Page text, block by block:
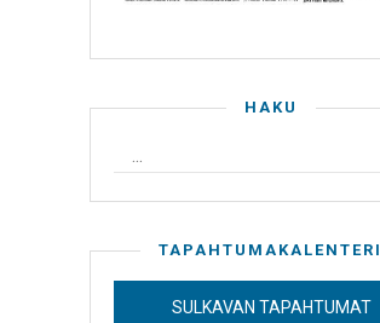
HAKU
TAPAHTUMAKALENTERI
SULKAVAN TAPAHTUMAT